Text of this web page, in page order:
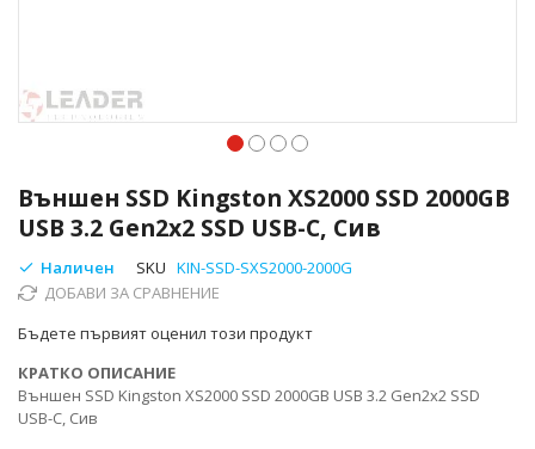
Външен SSD Kingston XS2000 SSD 2000GB
USB 3.2 Gen2x2 SSD USB-C, Сив
Наличен SKU KIN-SSD-SXS2000-2000G
ДОБАВИ ЗА СРАВНЕНИЕ
Бъдете първият оценил този продукт
КРАТКО ОПИСАНИЕ
Външен SSD Kingston XS2000 SSD 2000GB USB 3.2 Gen2x2 SSD
USB-C, Сив
към
началото
на
галерия
със
снимки